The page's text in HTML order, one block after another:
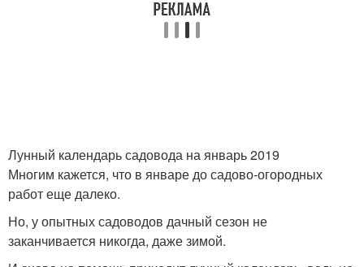
Лунный календарь садовода на январь 2019
Многим кажется, что в январе до садово-огородных
работ еще далеко.
Но, у опытных садоводов дачный сезон не
заканчивается никогда, даже зимой.